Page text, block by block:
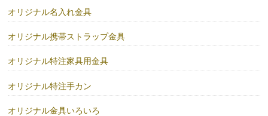
オリジナル名入れ金具
オリジナル携帯ストラップ金具
オリジナル特注家具用金具
オリジナル特注手カン
オリジナル金具いろいろ